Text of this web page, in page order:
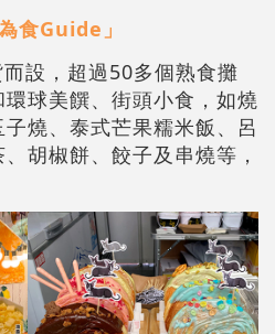
食Guide」
設，超過50多個熟食攤
球美饌、街頭小食，如燒
燒、泰式芒果糯米飯、呂
胡椒餅、餃子及串燒等，